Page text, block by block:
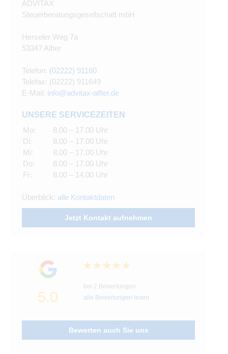
ADVITAX
Steuerberatungsgesellschaft mbH
Herseler Weg 7a
53347 Alfter
Telefon: (02222) 91160
Telefax: (02222) 911649
E-Mail: info@advitax-alfter.de
UNSERE SERVICEZEITEN
Mo:
Di:
Mi:
Do:
Fr:
8.00 – 17.00 Uhr
8.00 – 17.00 Uhr
8.00 – 17.00 Uhr
8.00 – 17.00 Uhr
8.00 – 14.00 Uhr
Überblick: alle Kontaktdaten
Jetzt Kontakt aufnehmen
5.0
bei 2 Bewertungen
alle Bewertungen lesen
Bewerten auch Sie uns